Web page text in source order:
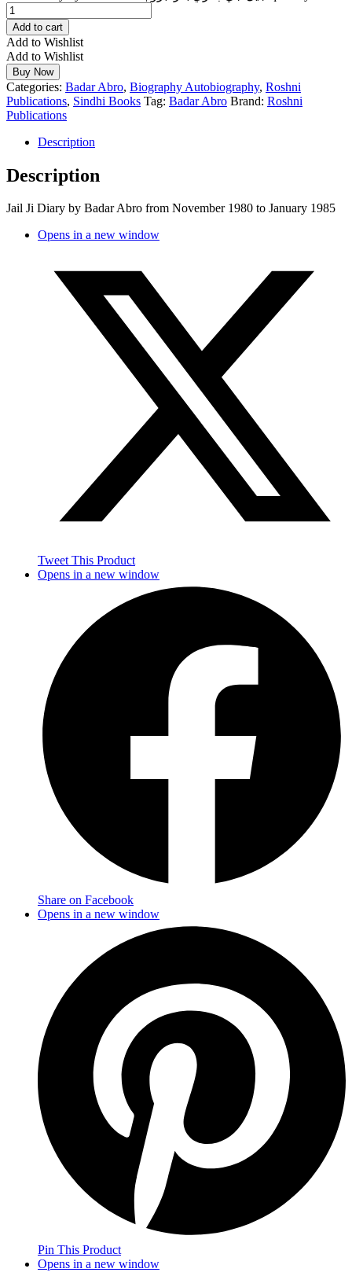
Add to cart
Add to Wishlist
Add to Wishlist
Buy Now
Categories: Badar Abro, Biography Autobiography, Roshni
Publications, Sindhi Books Tag: Badar Abro Brand: Roshni
Publications
Description
Description
Jail Ji Diary by Badar Abro from November 1980 to January 1985
Opens in a new window
Tweet This Product
Opens in a new window
Share on Facebook
Opens in a new window
Pin This Product
Opens in a new window